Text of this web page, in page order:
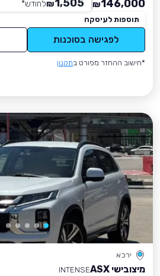
146,000
₪
1,505
₪לחודש*
תוספות לעיסקה
לפגישה בסוכנות
*חישוב ההחזר מפורט בתקנון
ירכא
מיצובישי ASX
INTENSE